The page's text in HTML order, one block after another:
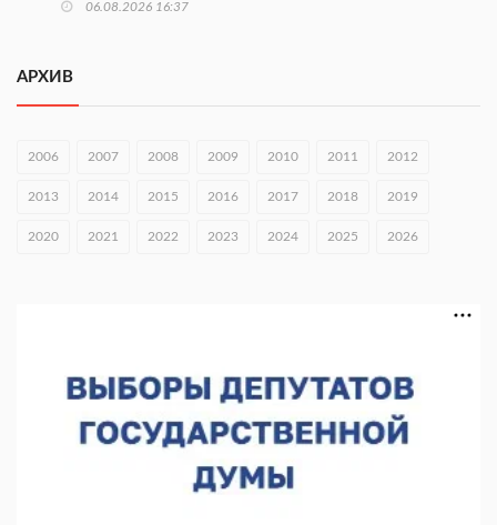
06.08.2026 16:37
раза
06.08.2026 15:26
Видели ночь, бежали всю ночь... На Нижневолжской
набережной прошел необычный забег
АРХИВ
2006 2007 2008 2009 2010 2011 2012
2013 2014 2015 2016 2017 2018 2019
2020 2021 2022 2023 2024 2025 2026